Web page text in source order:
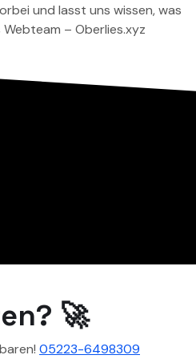
und lasst uns wissen, was
– Oberlies.xyz
🚀
05223-6498309